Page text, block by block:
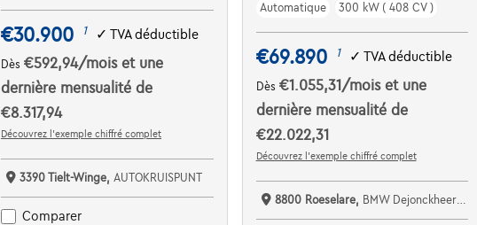
€30.900 1 ✓TVA déductible
Dès€592,94/moiset une
dernière mensualité de
€8.317,94
Découvrez l’exemple chiffré complet
3390 Tielt-Winge, AUTOKRUISPUNT
Comparer
Automatique
300 kW ( 408 CV )
€69.890 1 ✓ TVA déductible
Dès €1.055,31 /mois et une
dernière mensualité de
€22.022,31
Découvrez l’exemple chiffré complet
8800 Roeselare, BMW Dejonckheere Roeselare